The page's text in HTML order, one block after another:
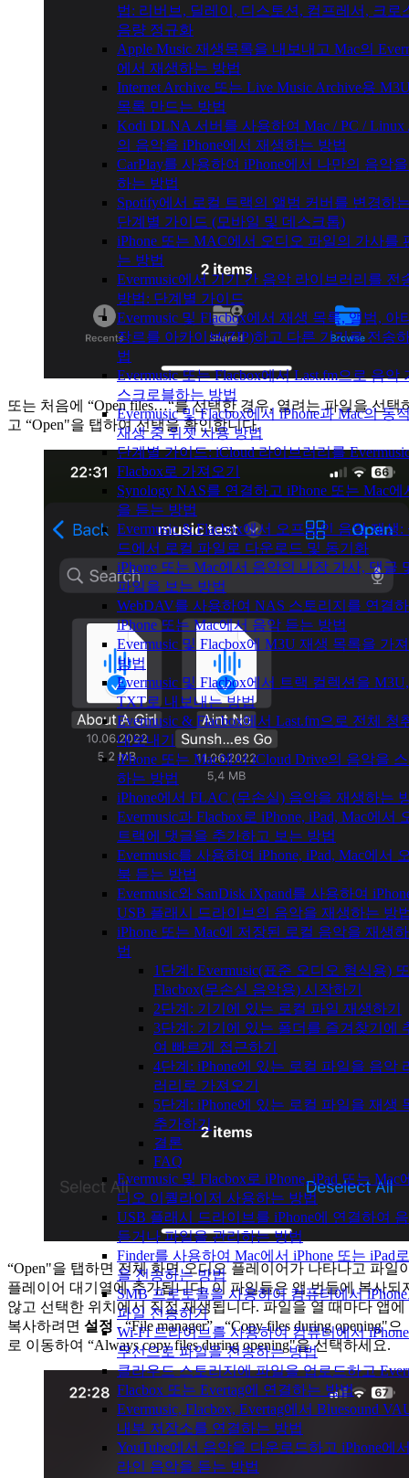
법: 리버브, 딜레이, 디스토션, 컴프레서, 크로
음량 정규화
Apple Music 재생목록을 내보내고 Mac의
에서 재생하는 방법
Internet Archive 또는 Live Music Archive용
목록 만드는 방법
Kodi DLNA 서버를 사용하여 Mac / PC / Linux
의 음악을 iPhone에서 재생하는 방법
CarPlay를 사용하여 iPhone에서 나만의 음악
하는 방법
Spotify에서 로컬 트랙의 앨범 커버를 변경하
단계별 가이드 (모바일 및 데스크톱)
iPhone 또는 MAC에서 오디오 파일의 가사를
는 방법
Evermusic에서 기기 간 음악 라이브러리를 전
방법: 단계별 가이드
Evermusic 및 Flacbox에서 재생 목록, 앨범, 아
장르를 아카이브(ZIP)하고 다른 기기로 전송
법
Evermusic 또는 Flacbox에서 Last.fm으로 음악
스크로블하는 방법
Evermusic 및 Flacbox에서 iPhone과 Mac의 동
재생 중 위젯 사용 방법
단계별 가이드: iCloud 라이브러리를
Flacbox로 가져오기
Synology NAS를 연결하고 iPhone 또는 Mac에
을 듣는 방법
Evermusic & Flacbox에서 오프라인 음악 재생:
드에서 로컬 파일로 다운로드 및 동기화
iPhone 또는 Mac에서 음악의 내장 가사, 댓글
파일을 보는 방법
WebDAV를 사용하여 NAS 스토리지를 연결
iPhone 또는 Mac에서 음악 듣는 방법
Evermusic 및 Flacbox에 M3U 재생 목록을 가
방법
Evermusic 및 Flacbox에서 트랙 컬렉션을
TXT로 내보내는 방법
Evermusic & Flacbox에서 Last.fm으로 전체 청
내보내기
iPhone 또는 Mac에서 iCloud Drive의 음악을
하는 방법
iPhone에서 FLAC (무손실) 음악을 재생하는
Evermusic과 Flacbox로 iPhone, iPad, Mac에서
트랙에 댓글을 추가하고 보는 방법
Evermusic를 사용하여 iPhone, iPad, Mac에서
북 듣는 방법
Evermusic와 SanDisk iXpand를 사용하여
USB 플래시 드라이브의 음악을 재생하는 방
iPhone 또는 Mac에 저장된 로컬 음악을 재생
법
1단계: Evermusic(표준 오디오 형식용)
Flacbox(무손실 음악용) 시작하기
2단계: 기기에 있는 로컬 파일 재생하기
3단계: 기기에 있는 폴더를 즐겨찾기에
여 빠르게 접근하기
4단계: iPhone에 있는 로컬 파일을 음악
러리로 가져오기
5단계: iPhone에 있는 로컬 파일을 재생
추가하기
결론
FAQ
Evermusic 및 Flacbox로 iPhone, iPad 또는 Mac
디오 이퀄라이저 사용하는 방법
USB 플래시 드라이브를 iPhone에 연결하여
듣거나 파일을 관리하는 방법
Finder를 사용하여 Mac에서 iPhone 또는 iPad
을 전송하는 방법
SMB 프로토콜을 사용하여 컴퓨터에서
파일 전송하기
Wi-Fi 드라이브를 사용하여 컴퓨터에서
무선으로 파일을 전송하는 방법
클라우드 스토리지에 파일을 업로드하고
Flacbox 또는 Evertag에 연결하는 방법
Evermusic, Flacbox, Evertag에서 Bluesound
내부 저장소를 연결하는 방법
YouTube에서 음악을 다운로드하고 iPhone에
라인 음악을 듣는 방법
또는 처음에 “Open files…“를 선택한 경우, 열려는 파일을 선택
고 “Open"을 탭하여 선택을 확인합니다.
“Open"을 탭하면 전체 화면 오디오 플레이어가 나타나고 파일
플레이어 대기열에 추가됩니다. 이 파일들은 앱 번들에 복사되
않고 선택한 위치에서 직접 재생됩니다. 파일을 열 때마다 앱에
복사하려면 설정 - “File manager” - “Copy files during opening"으
로 이동하여 “Always copy files during opening"을 선택하세요.